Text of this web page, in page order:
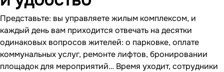
Представьте: вы управляете жилым комплексом, и
каждый день вам приходится отвечать на десятки
одинаковых вопросов жителей: о парковке, оплате
коммунальных услуг, ремонте лифтов, бронировании
площадок для мероприятий… Время уходит, сотрудники